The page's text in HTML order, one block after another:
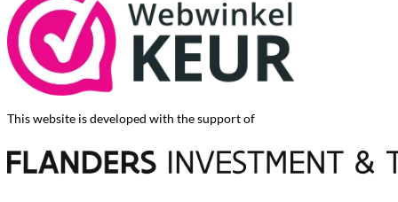
This website is developed with the support of